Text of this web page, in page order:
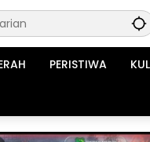
PERISTIWA